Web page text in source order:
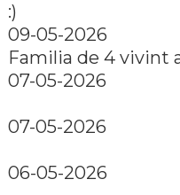
:)
09-05-2026
Familia de 4 vivint
07-05-2026
07-05-2026
06-05-2026